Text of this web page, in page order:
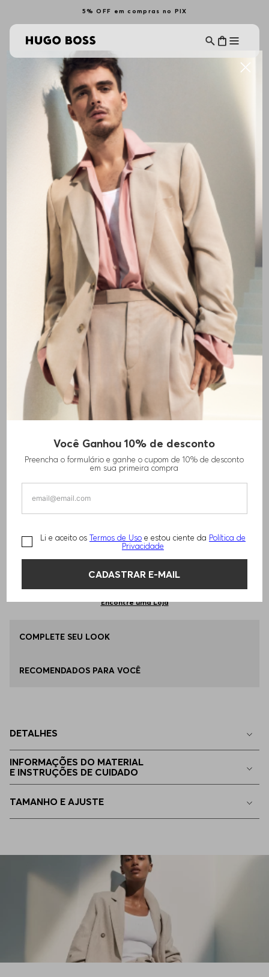
5% OFF em compras no PIX
Você Ganhou 10% de desconto
Preencha o formulário e ganhe o cupom de 10% de desconto
em sua primeira compra
Li e aceito os Termos de Uso e estou ciente da Política de
Privacidade
CADASTRAR E-MAIL
POLO DE ALGODÃO PADDY COM RISCAS
00
P - S Apenas1no estoque
EG - XL
EGG
EEGG Indisponível
ADICIONAR AO CARRINHO
Encontre uma Loja
COMPLETE SEU LOOK
RECOMENDADOS PARA VOCÊ
DETALHES
INFORMAÇÕES DO MATERIAL
E INSTRUÇÕES DE CUIDADO
TAMANHO E AJUSTE